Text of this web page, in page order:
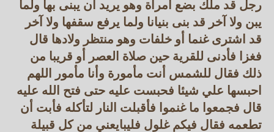
رجل قد ملك بضع امرأة وهو يريد أن يبنى بها ولما
يبن ولا آخر قد بنى بنيانا ولما يرفع سقفها ولا آخر
قد اشترى غنما أو خلفات وهو منتظر ولادها قال
فغزا فأدنى للقرية حين صلاة العصر أو قريبا من
ذلك فقال للشمس أنت مأمورة وأنا مأمور اللهم
احبسها علي شيئا فحبست عليه حتى فتح الله عليه
قال فجمعوا ما غنموا فأقبلت النار لتأكله فأبت أن
تطعمه فقال فيكم غلول فليبايعني من كل قبيلة